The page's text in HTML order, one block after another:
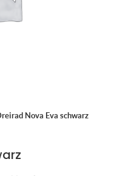
Nova Eva schwarz